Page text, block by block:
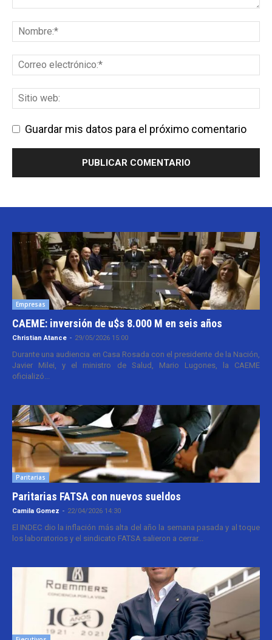
Guardar mis datos para el próximo comentario
Empresas
CAEME: inversión de u$s 8.000 M en seis años
Christian Atance - 29/05/2026 15:00
Durante una audiencia en Casa Rosada con el presidente de la Nación,
Javier Milei, y el ministro de Salud, Mario Lugones, la CAEME
oficializó...
Paritarias
Paritarias FATSA con nuevos sueldos
Camila Gomez - 22/04/2026 14:30
El INDEC dio la inflación más alta del año la semana pasada y al toque
los laboratorios y el sindicato FATSA salieron a cerrar...